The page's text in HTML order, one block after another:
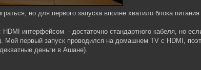
но для первого запуска вполне хватило блока
интерфейсом - достаточно стандартного кабеля, но
Мой первый запуск проводился на домашнем TV с HDMI,
деньги в Ашане).